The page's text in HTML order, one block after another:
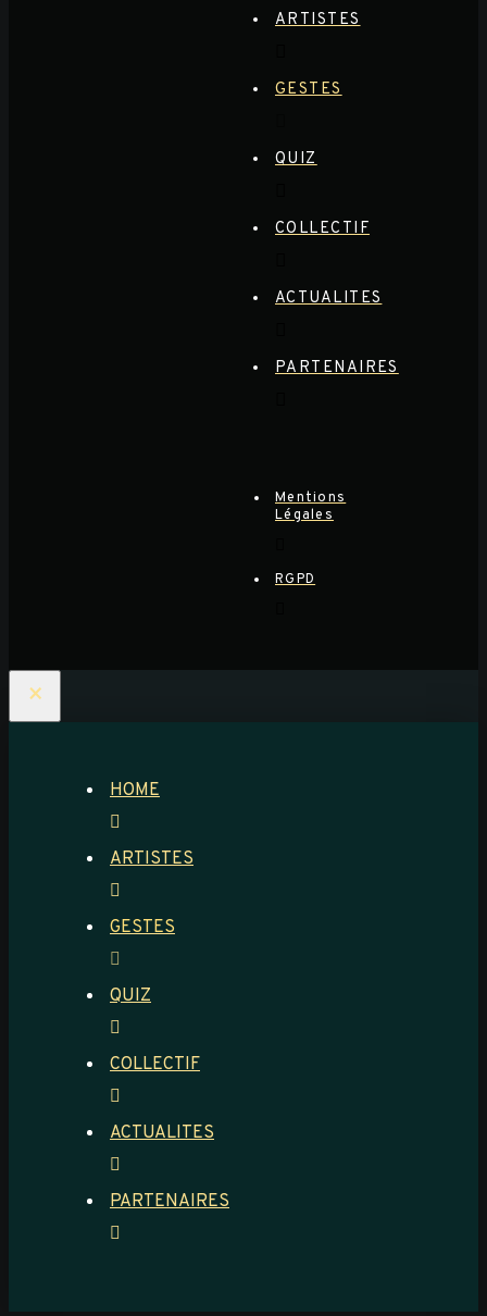
ARTISTES
GESTES
QUIZ
COLLECTIF
ACTUALITES
PARTENAIRES
Mentions
Légales
RGPD
×
HOME
ARTISTES
GESTES
QUIZ
COLLECTIF
ACTUALITES
PARTENAIRES